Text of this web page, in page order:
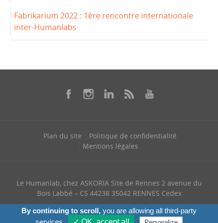
Fabrikarium 2022 : 1ère rencontre internationale
inter-Humanlabs
Plan du site
Politique de confidentialité
Mentions légales
Le Humanlab, chez ASKORIA Site de Rennes 2 avenue du
Bois Labbé – CS 44238 35042 RENNES Cedex
+ 33 (0) 768 328 321
By continuing to scroll,you are allowing all third-party